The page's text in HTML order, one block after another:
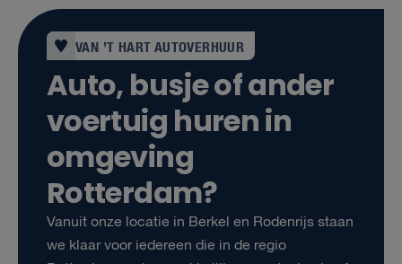
VAN ’T HART AUTOVERHUUR
Auto, busje of ander
voertuig huren in
omgeving
Rotterdam?
Vanuit onze locatie in Berkel en Rodenrijs staan
we klaar voor iedereen die in de regio